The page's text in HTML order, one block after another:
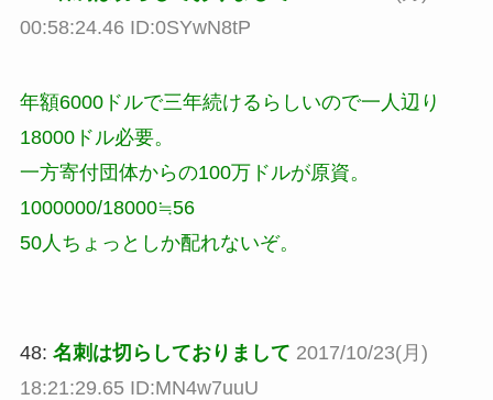
00:58:24.46 ID:0SYwN8tP
年額6000ドルで三年続けるらしいので一人辺り
18000ドル必要。
一方寄付団体からの100万ドルが原資。
1000000/18000≒56
50人ちょっとしか配れないぞ。
48: 名刺は切らしておりまして 2017/10/23(月)
18:21:29.65 ID:MN4w7uuU